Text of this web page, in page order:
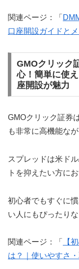
関連ページ：「
口座開設ガイドと
GMOクリック
心！簡単に使
座開設が魅力
GMOクリック証券
も非常に高機能な
スプレッドは米ド
トを抑えたい方にお
初心者でもすぐに
い人にもぴったりな
関連ページ：「
【
は？｜使いやすさ